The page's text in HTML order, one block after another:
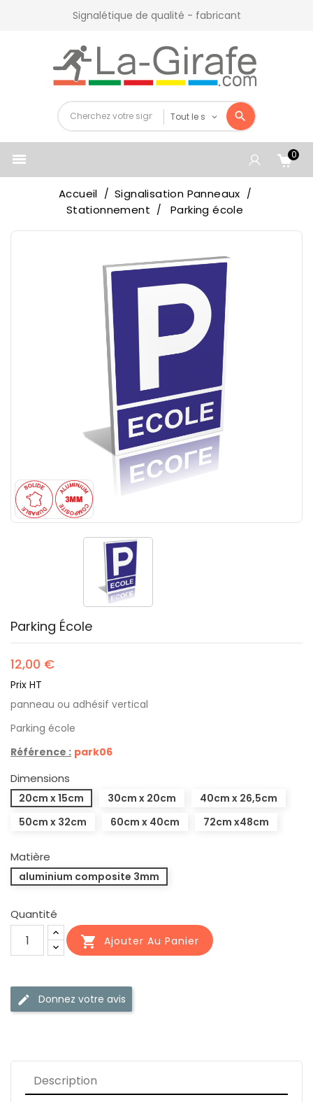
Signalétique de qualité - fabricant
 0
Accueil
Signalisation Panneaux
Stationnement
Parking école
Parking École
12,00 €
Prix HT
panneau ou adhésif vertical
Parking école
Référence : park06
Dimensions
20cm x 15cm 30cm x 20cm
40cm x 26,5cm
50cm x 32cm
60cm x 40cm 72cm x48cm
Matière
aluminium composite 3mm
Quantité
 Ajouter Au Panier
edit Donnez votre avis
Description